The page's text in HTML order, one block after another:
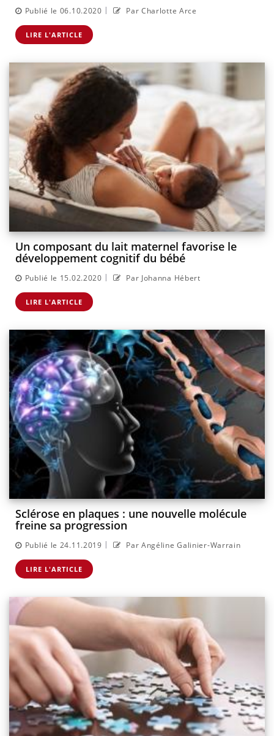
Publié le 06.10.2020 | Par Charlotte Arce
LIRE L'ARTICLE
Un composant du lait maternel favorise le
développement cognitif du bébé
Publié le 15.02.2020 | Par Johanna Hébert
LIRE L'ARTICLE
Sclérose en plaques : une nouvelle molécule
freine sa progression
Publié le 24.11.2019 | Par Angéline Galinier-Warrain
LIRE L'ARTICLE